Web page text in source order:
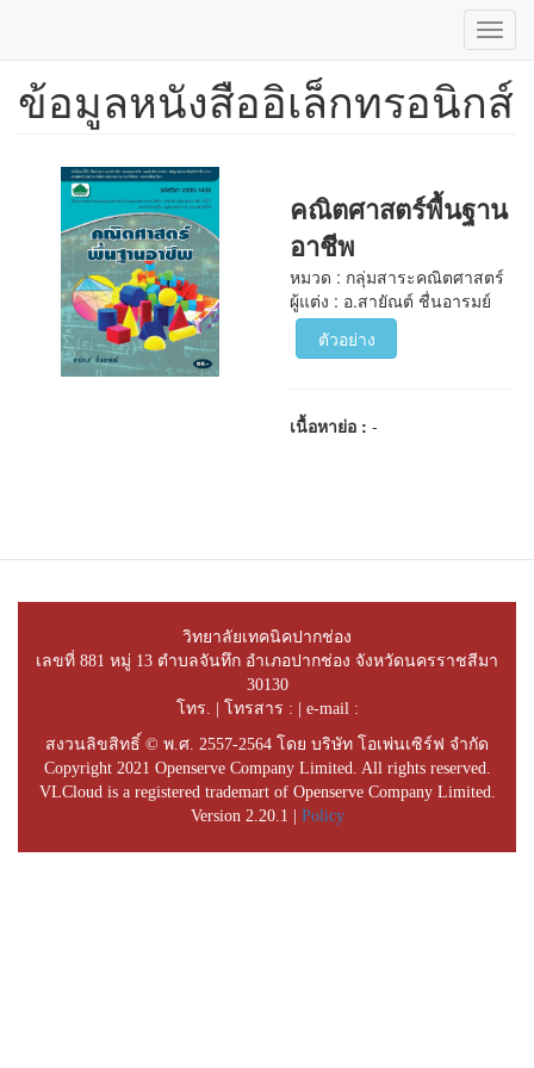
ข้าม
ข้อมูลหนังสืออิเล็กทรอนิกส์
คณิตศาสตร์พื้นฐาน
อาชีพ
หมวด : กลุ่มสาระคณิตศาสตร์
ผู้แต่ง : อ.สายัณต์ ชื่นอารมย์
ตัวอย่าง
เนื้อหาย่อ :-
วิทยาลัยเทคนิคปากช่อง
เลขที่ 881 หมู่ 13 ตำบลจันทึก อำเภอปากช่อง จังหวัดนครราชสีมา
30130
โทร. | โทรสาร : | e-mail :
สงวนลิขสิทธิ์ © พ.ศ. 2557-2564 โดย บริษัท โอเพ่นเซิร์ฟ จำกัด
Copyright 2021 Openserve Company Limited. All rights reserved.
VLCloud is a registered trademart of Openserve Company Limited.
Version 2.20.1 | Policy